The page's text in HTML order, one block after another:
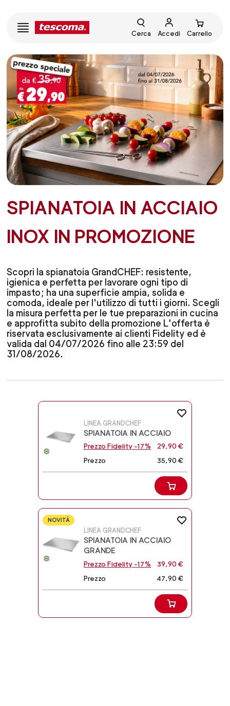
Cerca Accedi Carrello
SPIANATOIA IN ACCIAIO
INOX IN PROMOZIONE
Scopri la spianatoia GrandCHEF: resistente,
igienica e perfetta per lavorare ogni tipo di
impasto; ha una superficie ampia, solida e
comoda, ideale per l'utilizzo di tutti i giorni. Scegli
la misura perfetta per le tue preparazioni in cucina
e approfitta subito della promozione L'offerta è
riservata esclusivamente ai clienti Fidelity ed è
valida dal 04/07/2026 fino alle 23:59 del
31/08/2026.
LINEA GRANDCHEF
SPIANATOIA IN ACCIAIO
Prezzo Fidelity -17%
29,90 €
Prezzo
35,90 €
NOVITÀ
LINEA GRANDCHEF
SPIANATOIA IN ACCIAIO
GRANDE
Prezzo Fidelity -17%
39,90 €
Prezzo
47,90 €